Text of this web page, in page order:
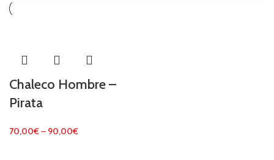
Chaleco Hombre –
Pirata
70,00€– 90,00€